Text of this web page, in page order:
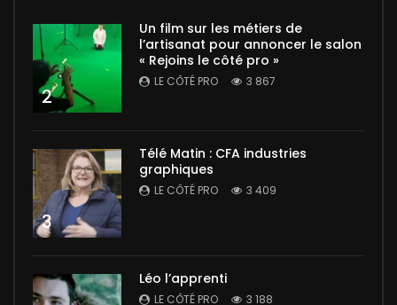
2
Un film sur les métiers de
l’artisanat pour annoncer le salon
« Rejoins le côté pro »
LE CÔTÉ PRO 3 867
3
Télé Matin : CFA industries
graphiques
LE CÔTÉ PRO 3 409
Léo l’apprenti
LE CÔTÉ PRO 3 188